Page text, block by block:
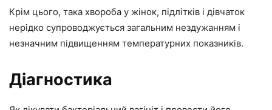
Крім цього, така хвороба у жінок, підлітків і дівчаток
нерідко супроводжується загальним нездужанням і
незначним підвищенням температурних показників.
Діагностика